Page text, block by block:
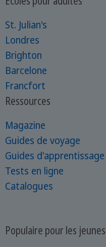
St. Julian's
Londres
Brighton
Barcelone
Francfort
Ressources
Magazine
Guides de voyage
Guides d'apprentissage
Tests en ligne
Catalogues
Populaire pour les jeunes